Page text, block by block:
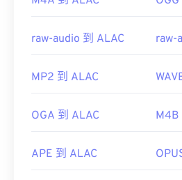
raw-audio 到 ALAC raw-
MP2 到 ALAC
OGA 到 ALAC M4B
APE 到 ALAC